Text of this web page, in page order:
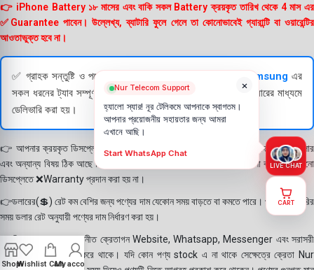
👉 iPhone Battery ১৮ মাসের এবং বাকি সকল Battery ক্রয়কৃত তারিখ থেকে 4 মাস এর
✅Guarantee পাবেন। উল্লেখ্য, ব্যাটারি ফুলে গেলে তা কোনোভাবেই গ্যারান্টি বা ওয়ারেন্টির
আওতাভুক্ত হবে না।
✅ গ্রাহক সন্তুষ্টি ও পণ্যের স্বচ্ছতা নিশ্চিত করতে Samsung এর
সকল ধরনের ট্যাব সম্পূর্ণরূপে যাচাই (Check) করার পরই বিক্রি ও কুরিয়ারের মাধ্যমে
ডেলিভারি করা হয়।
👉 আপনার ক্রয়কৃত ডিসপ্লে স্থায়ী ভাবে লাগানোর আগে মোবাইলে লাগিয়ে চেক করে নিবেন কালার
এবং অন্যান্য বিষয় ঠিক আছে কিনা। শতভাগ নিশ্চিত হয়ে পলি তুলবেন। পলি তোলা বা আঠা লাগানো
ডিসপ্লেতে ❌Warranty প্রদান করা হয় না।
👉ডলারের(💲) রেট কম বেশির জন্য পণ্যের দাম যেকোন সময় বাড়তে বা কমতে পারে। পণ্য ডেলিভারির
সময় ডলার রেট অনুযায়ী পণ্যের দাম নির্ধারণ করা হয়।
👉বিঃ দ্রঃ- আমাদের সম্মানীত ক্রেতাগন Website, Whatsapp, Messenger এবং সরাসরী
ফোন করে পণ্য Order করে থাকে। যদি কোন পণ্য stock এ না থাকে সেক্ষেত্রে ক্রেতা Nur
ShopWishlist CartMy account
×
Nur Telecom Support
হ্যালো স্যার! নূর টেলিকমে আপনাকে স্বাগতম।
আপনার প্রয়োজনীয় সহায়তার জন্য আমরা
এখানে আছি।
Start WhatsApp Chat
LIVE CHAT
CART